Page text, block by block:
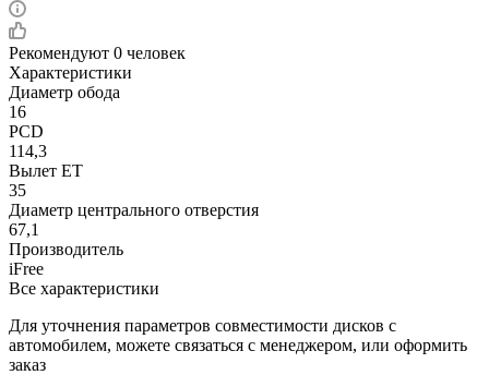
Рекомендуют 0 человек
Характеристики
Диаметр обода
16
PCD
114,3
Вылет ET
35
Диаметр центрального отверстия
67,1
Производитель
iFree
Все характеристики
Для уточнения параметров совместимости дисков с
автомобилем, можете связаться с менеджером, или оформить
заказ